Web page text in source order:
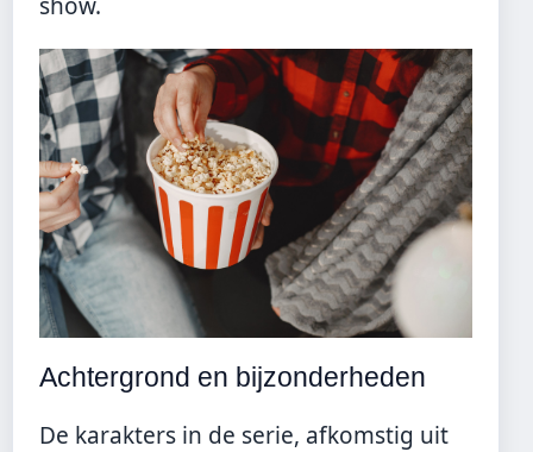
Achtergrond en bijzonderheden
De karakters in de serie, afkomstig uit